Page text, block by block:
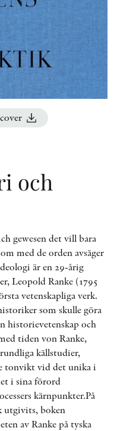
PEER REVIEW PROCESS
och
gewesen det vill bara
med de orden avsäger
är en 29-årig
Leopold Ranke (1795
vetenskapliga verk.
som skulle göra
historievetenskap och
tiden von Ranke,
källstudier,
tonvikt vid det unika i
i sina förord
kärnpunkter.På
utgivits, boken
av Ranke på tyska